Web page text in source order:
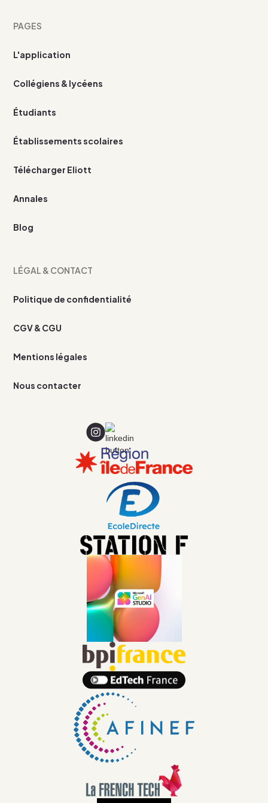
PAGES
L'application
Collégiens & lycéens
Étudiants
Établissements scolaires
Télécharger Eliott
Annales
Blog
LÉGAL & CONTACT
Politique de confidentialité
CGV & CGU
Mentions légales
Nous contacter